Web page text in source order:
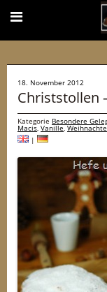
18. November 2012
Christstollen
Kategorie Besondere
Macis, Vanille,
|